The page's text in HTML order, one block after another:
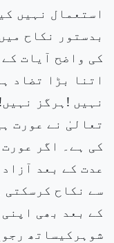
استعمال نہیں
بدستور نکاح
کی واضح آیات
اتنا بڑا تضاد
نہیں !ہرگز
تعالیٰ نے عورت
کی ہے۔ اگر
عدت کے بعد
سے نکاح کرسکتی
کے بعد بھی
شوہرکیساتھ